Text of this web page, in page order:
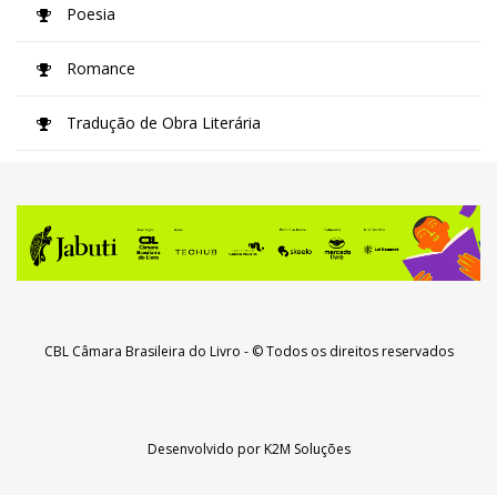
Poesia
Romance
Tradução de Obra Literária
CBL Câmara Brasileira do Livro - © Todos os direitos reservados
Desenvolvido porK2M Soluções